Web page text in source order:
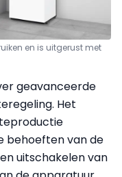
en is uitgerust met
geavanceerde
Het
behoeften van de
uitschakelen van